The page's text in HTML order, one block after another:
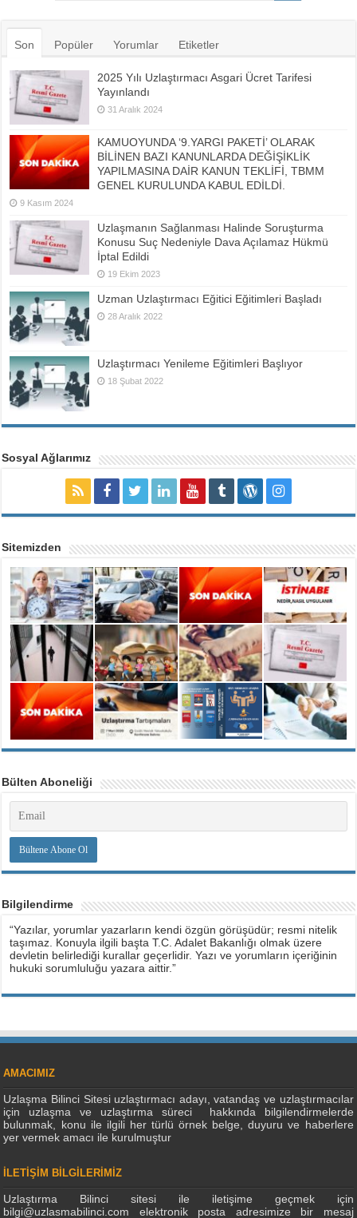
Son Popüler Yorumlar Etiketler
2025 Yılı Uzlaştırmacı Asgari Ücret Tarifesi
Yayınlandı
31 Aralık 2024
KAMUOYUNDA ‘9.YARGI PAKETİ’ OLARAK
BİLİNEN BAZI KANUNLARDA DEĞİŞİKLİK
YAPILMASINA DAİR KANUN TEKLİFİ, TBMM
GENEL KURULUNDA KABUL EDİLDİ.
9 Kasım 2024
Uzlaşmanın Sağlanması Halinde Soruşturma
Konusu Suç Nedeniyle Dava Açılamaz Hükmü
İptal Edildi
19 Ekim 2023
Uzman Uzlaştırmacı Eğitici Eğitimleri Başladı
28 Aralık 2022
Uzlaştırmacı Yenileme Eğitimleri Başlıyor
18 Şubat 2022
Sosyal Ağlarımız
Sitemizden
Bülten Aboneliği
Bilgilendirme
“Yazılar, yorumlar yazarların kendi özgün görüşüdür; resmi nitelik
taşımaz. Konuyla ilgili başta T.C. Adalet Bakanlığı olmak üzere
devletin belirlediği kurallar geçerlidir. Yazı ve yorumların içeriğinin
hukuki sorumluluğu yazara aittir.”
AMACIMIZ
Uzlaşma Bilinci Sitesi uzlaştırmacı adayı, vatandaş ve uzlaştırmacılar
için uzlaşma ve uzlaştırma süreci hakkında bilgilendirmelerde
bulunmak, konu ile ilgili her türlü örnek belge, duyuru ve haberlere
yer vermek amacı ile kurulmuştur
İLETİŞİM BİLGİLERİMİZ
Uzlaştırma Bilinci sitesi ile iletişime geçmek için
bilgi@uzlasmabilinci.com elektronik posta adresimize bir mesaj